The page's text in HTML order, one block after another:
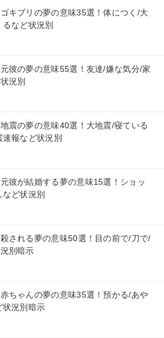
ゴキブリの夢の意味35選！体につく/大
など状況別
元彼の夢の意味55選！友達/嫌な気分/家
況別
地震の夢の意味40選！大地震/寝ている
報など状況別
元彼が結婚する夢の意味15選！ショッ
ど状況別
殺される夢の意味50選！目の前で/刀で/
別暗示
赤ちゃんの夢の意味35選！預かる/あや
状況別暗示